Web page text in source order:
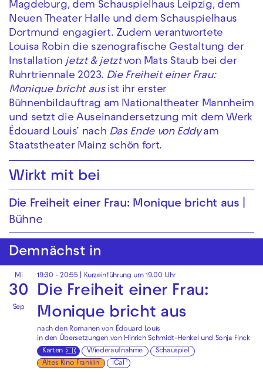
Magdeburg, dem Schauspielhaus Leipzig, dem
Neuen Theater Halle und dem Schauspielhaus
Dortmund engagiert. Zudem verantwortete
Louisa Robin die szenografische Gestaltung der
Installation jetzt & jetztvon Mats Staub bei der
Ruhrtriennale 2023. Die Freiheit einer Frau:
Monique bricht aus ist ihr erster
Bühnenbildauftrag am Nationaltheater Mannheim
und setzt die Auseinandersetzung mit dem Werk
Édouard Louis’ nach Das Ende von Eddyam
Staatstheater Mainz schön fort.
Wirkt mit bei
Die Freiheit einer Frau: Monique bricht aus
Bühne
Demnächst in
Mi
30
Sep
19:30 - 20:55 | Kurzeinführung um 19.00 Uhr
Die Freiheit einer Frau:
Monique bricht aus
nach den Romanen von Édouard Louis
in den Übersetzungen von Hinrich Schmidt-Henkel und Sonja Finck
Karten
Wiederaufnahme
Schauspiel
Altes Kino Franklin
iCal